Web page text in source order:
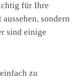
für Ihre
sondern
sind einige
zu